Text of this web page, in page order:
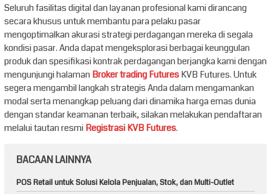
Seluruh fasilitas digital dan layanan profesional kami dirancang
secara khusus untuk membantu para pelaku pasar
mengoptimalkan akurasi strategi perdagangan mereka di segala
kondisi pasar. Anda dapat mengeksplorasi berbagai keunggulan
produk dan spesifikasi kontrak perdagangan berjangka kami dengan
mengunjungi halamanBroker trading FuturesKVB Futures. Untuk
segera mengambil langkah strategis Anda dalam mengamankan
modal serta menangkap peluang dari dinamika harga emas dunia
dengan standar keamanan terbaik, silakan melakukan pendaftaran
melalui tautan resmiRegistrasi KVB Futures.
BACAAN LAINNYA
POS Retail untuk Solusi Kelola Penjualan, Stok, dan Multi-Outlet